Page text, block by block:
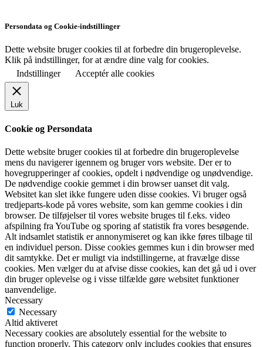
Persondata og Cookie-indstillinger
Dette website bruger cookies til at forbedre din brugeroplevelse.
Klik på indstillinger, for at ændre dine valg for cookies.
Indstillinger
Acceptér alle cookies
Luk
Cookie og Persondata
Dette website bruger cookies til at forbedre din brugeroplevelse
mens du navigerer igennem og bruger vors website. Der er to
hovegrupperinger af cookies, opdelt i nødvendige og unødvendige.
De nødvendige cookie gemmet i din browser uanset dit valg.
Websitet kan slet ikke fungere uden disse cookies. Vi bruger også
tredjeparts-kode på vores website, som kan gemme cookies i din
browser. De tilføjelser til vores website bruges til f.eks. video
afspilning fra YouTube og sporing af statistik fra vores besøgende.
Alt indsamlet statistik er annonymiseret og kan ikke føres tilbage til
en individuel person. Disse cookies gemmes kun i din browser med
dit samtykke. Det er muligt via indstillingerne, at fravælge disse
cookies. Men vælger du at afvise disse cookies, kan det gå ud i over
din bruger oplevelse og i visse tilfælde gøre websitet funktioner
uanvendelige.
Necessary
Necessary
Altid aktiveret
Necessary cookies are absolutely essential for the website to
function properly. This category only includes cookies that ensures